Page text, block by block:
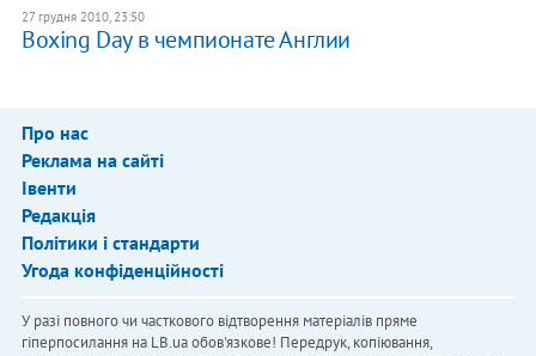
27 грудня 2010, 23:50
Boxing Day в чемпионате Англии
Про нас
Реклама на сайті
Івенти
Редакція
Політики і стандарти
Угода конфіденційності
У разі повного чи часткового відтворення матеріалів пряме
гіперпосилання на LB.ua обов'язкове! Передрук, копіювання,